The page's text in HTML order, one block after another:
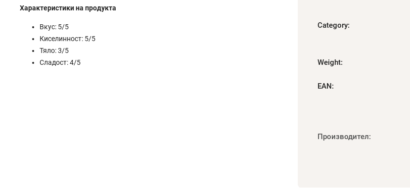
Характеристики на продукта
Вкус: 5/5
Киселинност: 5/5
Тяло: 3/5
Сладост: 4/5
Category:
Weight:
EAN:
Производител: